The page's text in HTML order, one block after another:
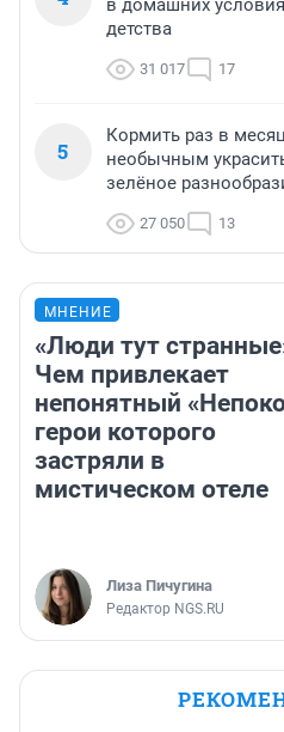
в домашних
детства
31 017 17
5
Кормить раз в
необычным
зелёное
27 050 13
МНЕНИЕ
«Люди тут
Чем привлекает
непонятный
герои которого
застряли в
мистическом отеле
Лиза Пичугина
Редактор NGS.RU